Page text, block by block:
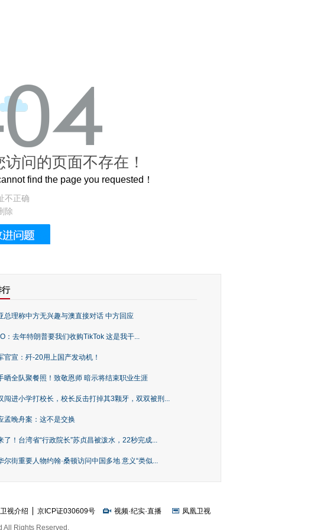
？
问的页面不存在！
find the page you requested！
不正确
除
行
总理称中方无兴趣与澳直接对话 中方回应
：去年特朗普要我们收购TikTok 这是我干...
官宣：歼-20用上国产发动机！
晒全队聚餐照！致敬恩师 暗示将结束职业生涯
闯进小学打校长，校长反击打掉其3颗牙，双双被刑...
孟晚舟案：这不是交换
了！台湾省“行政院长”苏贞昌被泼水，22秒完成...
尔街重要人物约翰·桑顿访问中国多地 意义“类似...
视介绍 京ICP证030609号 视频·纪实·直播
凤凰卫视
All Rights Reserved.